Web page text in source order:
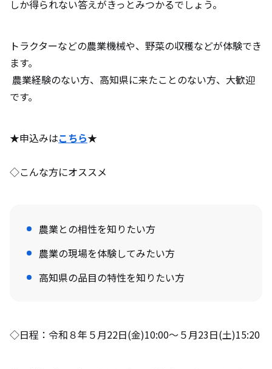
しか得られない答えがきっとみつかるでしょう。
トラクターなどの農業機械や、野菜の収穫などが体験でき
ます。
農業経験のない方、高知県に来たことのない方、大歓迎
です。
★申込みはこちら★
◇こんな方にオススメ
農業との相性を知りたい方
農業の現場を体験してみたい方
高知県の品目の特性を知りたい方
◇日程：令和８年５月22日(金)10:00～５月23日(土)15:20